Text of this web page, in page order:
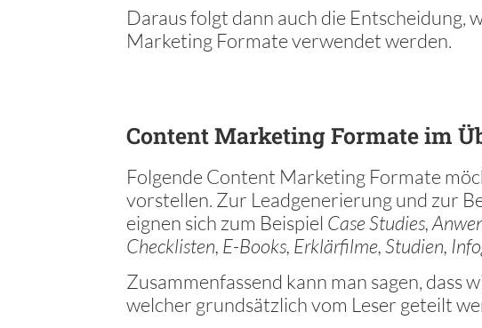
Daraus folgt dann auch die Entscheidung,
Marketing Formate verwendet werden.
Content Marketing Formate im
Folgende Content Marketing Formate
vorstellen. Zur Leadgenerierung und zur
eignen sich zum Beispiel Case Studies,
Checklisten, E-Books, Erklärfilme, Studien,
Zusammenfassend kann man sagen, dass
welcher grundsätzlich vom Leser geteilt